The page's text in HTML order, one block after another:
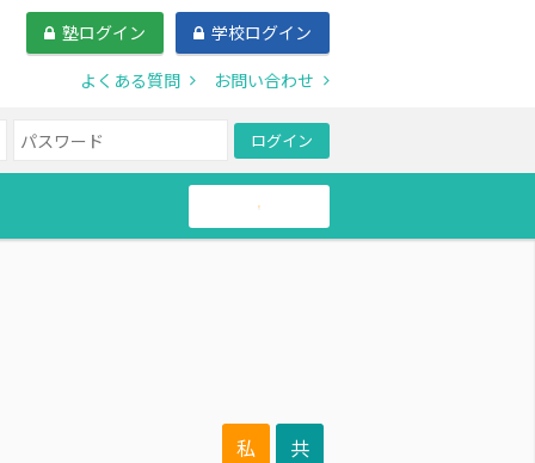
塾ログイン
学校ログイン
よくある質問
お問い合わせ
ログイン
帰国生
私 共